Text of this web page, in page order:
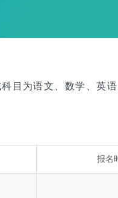
目为语文、数学、英
报名